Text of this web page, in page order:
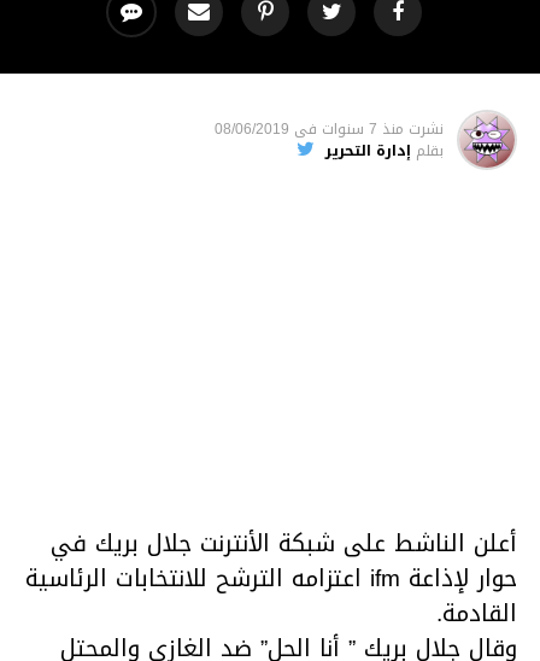
نشرت منذ 7 سنوات فى 08/06/2019
بقلم إدارة التحرير
أعلن الناشط على شبكة الأنترنت جلال بريك في
حوار لإذاعة ifm اعتزامه الترشح للانتخابات الرئاسية
القادمة.
وقال جلال بريك ” أنا الحل” ضد الغازي والمحتل